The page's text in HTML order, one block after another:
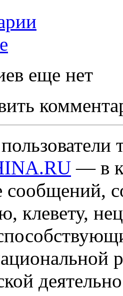
еще нет
— в
сообщений,
клевету,